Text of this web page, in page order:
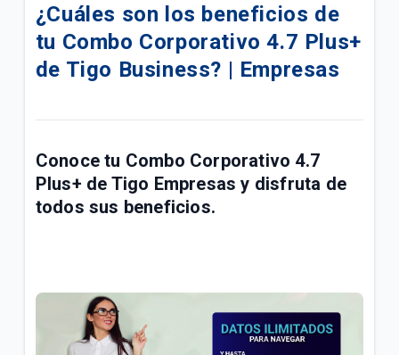
Conoce las mejoras realizadas a la red móvil Tigo |
Empresas
Conoce sobre el proceso de portabilidad a Tigo |
Empresas
Paga las facturas de servicios fijos y móviles Tigo
Fallas y problemas para navegar en el Internet Tigo
| Empresas
¿Cuáles son los beneficios de
tu Combo Corporativo 4.7 Plus+
de Tigo Business? | Empresas
Conoce tu Combo Corporativo 4.7
Plus+ de Tigo Empresasy disfruta de
todos sus beneficios.